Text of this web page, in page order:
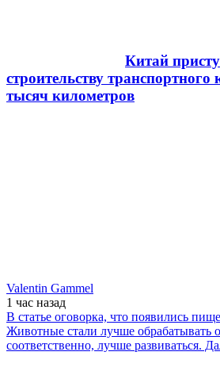
Китай
строительству
тысяч километров
Valentin Gammel
1 час назад
В статье оговорка, что появились
Животные стали лучше обрабатывать
соответственно, лучше развиваться.